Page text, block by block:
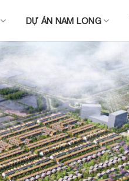
DỰ ÁN NAM LONG